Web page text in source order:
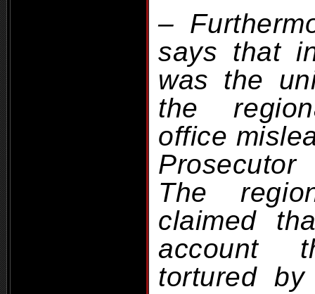
–
says that
was the
the
office
The
claimed
account
tortured